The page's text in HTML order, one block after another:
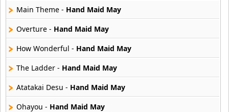
Akikan
15 músicas online
Alejandro Arnais
3 músicas online
Amaenaideyo
26 músicas online
Main Theme - Hand Maid May
Overture - Hand Maid May
How Wonderful - Hand Maid May
The Ladder - Hand Maid May
Atatakai Desu - Hand Maid May
Ohayou - Hand Maid May